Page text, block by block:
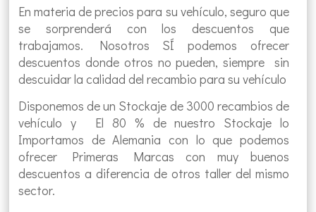
En materia de precios para su vehículo, seguro que
se sorprenderá con los descuentos que
trabajamos. Nosotros SÍ podemos ofrecer
descuentos donde otros no pueden, siempre sin
descuidar la calidad del recambio para su vehículo
Disponemos de un Stockaje de 3000 recambios de
vehículo y El 80 % de nuestro Stockaje lo
Importamos de Alemania con lo que podemos
ofrecer Primeras Marcas con muy buenos
descuentos a diferencia de otros taller del mismo
sector.